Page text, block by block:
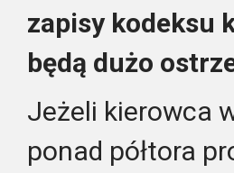
zapisy kodeksu
będą dużo
Jeżeli kierowca
ponad półtora